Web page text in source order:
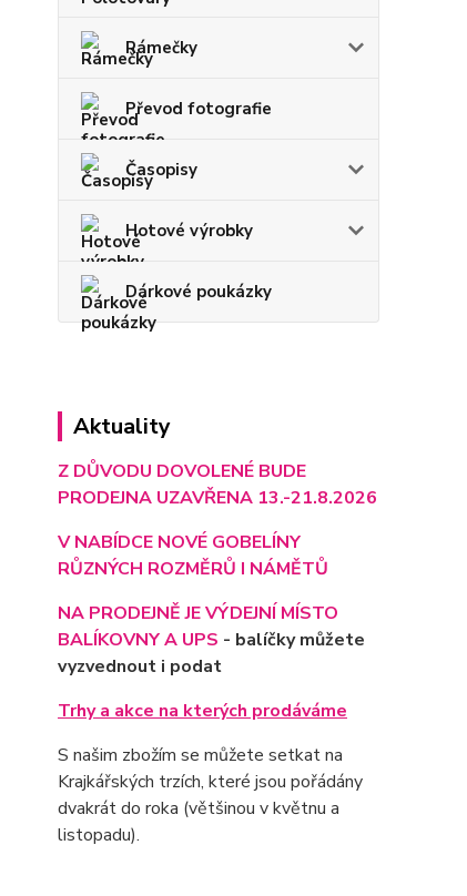
Rámečky
Převod fotografie
Časopisy
Hotové výrobky
Dárkové poukázky
Aktuality
Z DŮVODU DOVOLENÉ BUDE
PRODEJNA UZAVŘENA 13.-21.8.2026
V NABÍDCE NOVÉ GOBELÍNY
RŮZNÝCH ROZMĚRŮ I NÁMĚTŮ
NA PRODEJNĚ JE VÝDEJNÍ MÍSTO
BALÍKOVNY A UPS - balíčky můžete
vyzvednout i podat
Trhy a akce na kterých prodáváme
S našim zbožím se můžete setkat na
Krajkářských trzích, které jsou pořádány
dvakrát do roka (většinou v květnu a
listopadu).